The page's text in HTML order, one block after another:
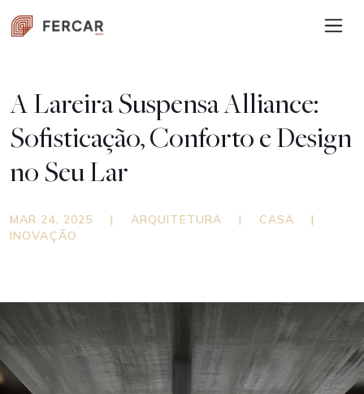
A Lareira Suspensa Alliance:
Sofisticação, Conforto e Design
no Seu Lar
MAR 24, 2025 | ARQUITETURA | CASA
|
INOVAÇÃO